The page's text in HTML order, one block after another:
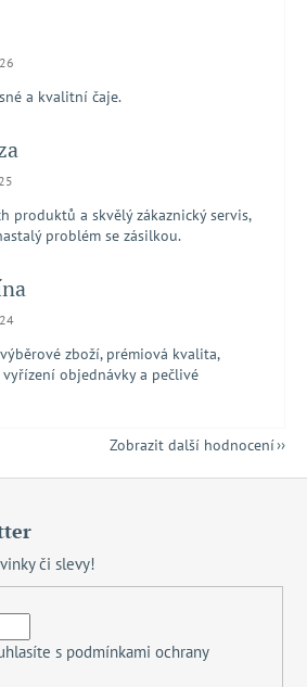
obchodu je 5 z 5 hvězdiček.
a kvalitní čaje.
obchodu je 5 z 5 hvězdiček.
produktů a skvělý zákaznický servis,
problém se zásilkou.
obchodu je 5 z 5 hvězdiček.
zboží, prémiová kvalita,
vyřízení objednávky a pečlivé
Zobrazit další hodnocení
či slevy!
s podmínkami ochrany